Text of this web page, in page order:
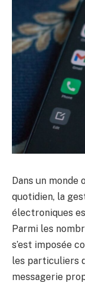
Dans un
quotidien, la
électroniques
Parmi les
s’est imposée
les particuliers
messagerie